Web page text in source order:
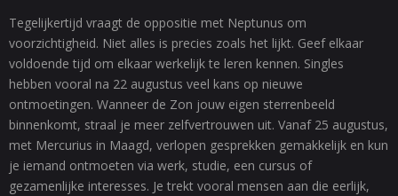
Tegelijkertijd vraagt de oppositie met Neptunus om
voorzichtigheid. Niet alles is precies zoals het lijkt. Geef elkaar
voldoende tijd om elkaar werkelijk te leren kennen. Singles
hebben vooral na 22 augustus veel kans op nieuwe
ontmoetingen. Wanneer de Zon jouw eigen sterrenbeeld
binnenkomt, straal je meer zelfvertrouwen uit. Vanaf 25 augustus,
met Mercurius in Maagd, verlopen gesprekken gemakkelijk en kun
je iemand ontmoeten via werk, studie, een cursus of
gezamenlijke interesses. Je trekt vooral mensen aan die eerlijk,